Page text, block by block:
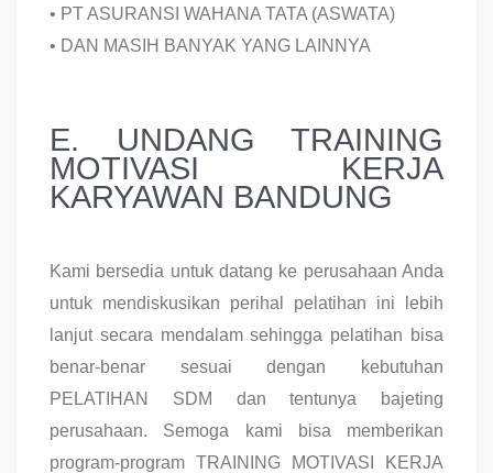
• PT ASURANSI WAHANA TATA (ASWATA)
• DAN MASIH BANYAK YANG LAINNYA
E. UNDANG TRAINING
MOTIVASI KERJA
KARYAWAN BANDUNG
Kami bersedia untuk datang ke perusahaan Anda
untuk mendiskusikan perihal pelatihan ini lebih
lanjut secara mendalam sehingga pelatihan bisa
benar-benar sesuai dengan kebutuhan
PELATIHAN SDM dan tentunya bajeting
perusahaan. Semoga kami bisa memberikan
program-program TRAINING MOTIVASI KERJA